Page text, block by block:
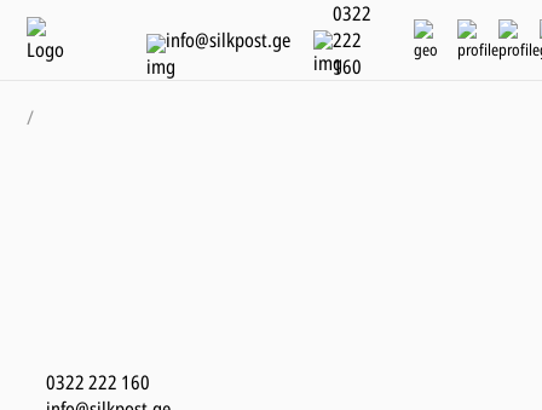
info@silkpost.ge
0322
222
160
/
0322 222 160